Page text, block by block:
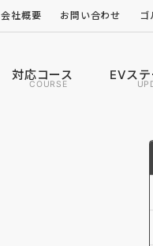
会社概要 お問い合わせ ゴ
カ
対応コース
COURSE
EVス